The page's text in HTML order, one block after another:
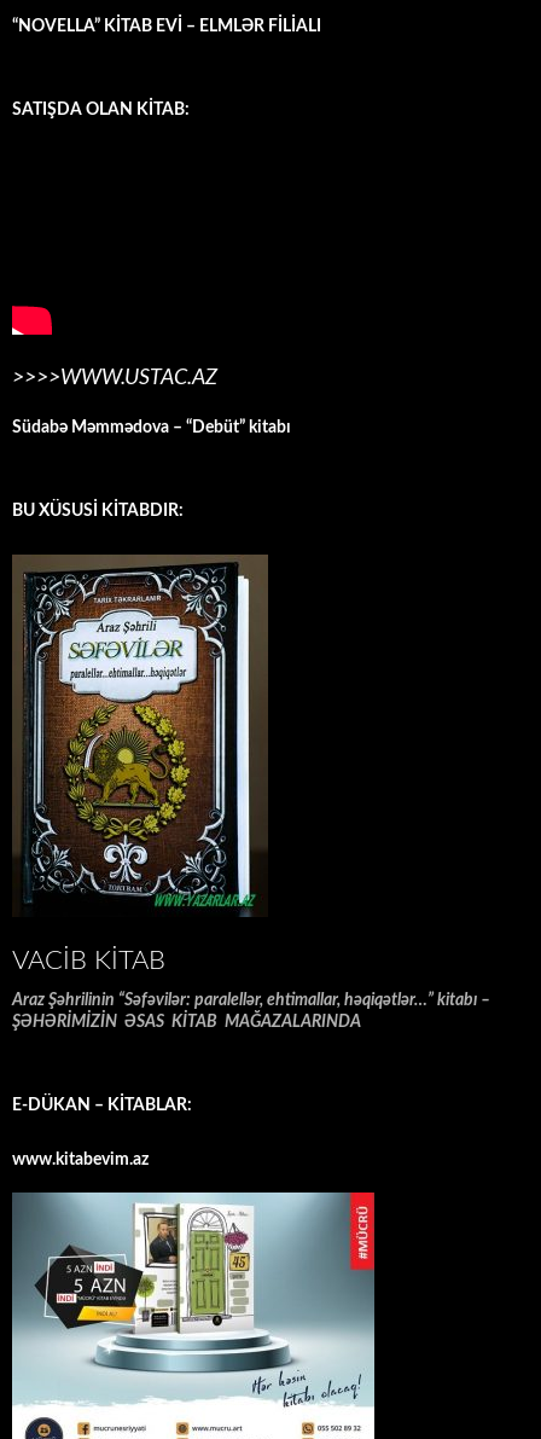
“NOVELLA” KİTAB EVİ – ELMLƏR FİLİALI
SATIŞDA OLAN KİTAB:
>>>>WWW.USTAC.AZ
Südabə Məmmədova – “Debüt” kitabı
BU XÜSUSİ KİTABDIR:
VACIB KITAB
Araz Şəhrilinin “Səfəvilər: paralellər, ehtimallar, həqiqətlər…” kitabı –
ŞƏHƏRİMİZİN ƏSAS KİTAB MAĞAZALARINDA
E-DÜKAN – KİTABLAR:
www.kitabevim.az